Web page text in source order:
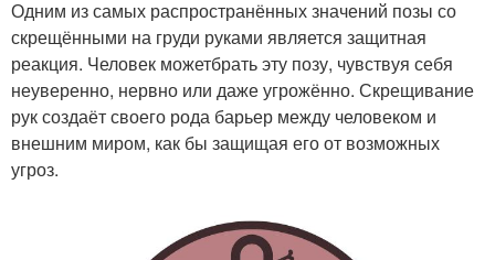
Одним из самых распространённых значений позы со
скрещёнными на груди руками является защитная
реакция. Человек можетбрать эту позу, чувствуя себя
неуверенно, нервно или даже угрожённо. Скрещивание
рук создаёт своего рода барьер между человеком и
внешним миром, как бы защищая его от возможных
угроз.